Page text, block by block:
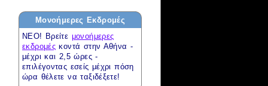
Μονοήμερες Εκδρομές
ΝΕΟ! Βρείτε μονοήμερες
εκδρομές κοντά στην Αθήνα -
μέχρι και 2,5 ώρες -
επιλέγοντας εσείς μέχρι πόση
ώρα θέλετε να ταξιδέξετε!